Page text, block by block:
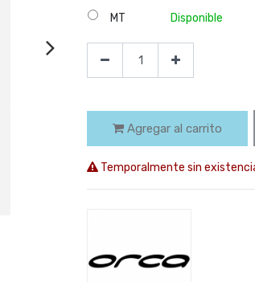
MT
Disponible
Agregar al carrito
Temporalmente sin